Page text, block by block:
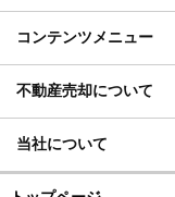
コンテンツメニュー
不動産売却について
当社について